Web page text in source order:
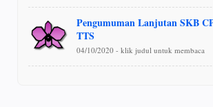
Pengumuman Lanjutan SKB
TTS
04/10/2020 - klik judul untuk membaca